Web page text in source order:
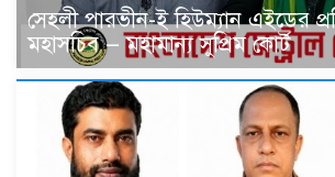
সেহলী পারভীন-ই হিউম্যান এইডের
মহাসচিব — মহামান্য সুপ্রিম কোর্ট